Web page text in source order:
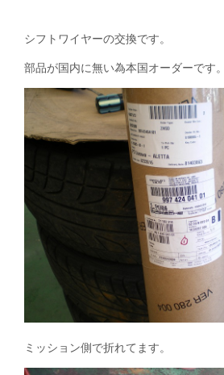
シフトワイヤーの交換です。
部品が国内に無い為本国オーダーです。
ミッション側で折れてます。